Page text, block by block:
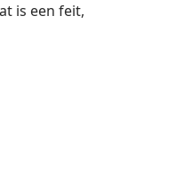
is een feit,